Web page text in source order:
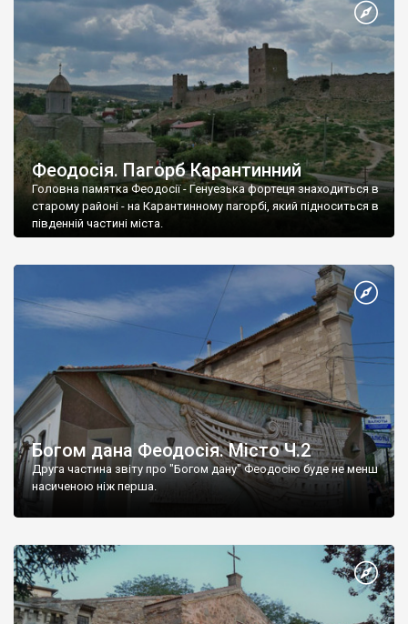
Феодосія. Пагорб Карантинний
Головна памятка Феодосії - Генуезька фортеця знаходиться в
старому районі - на Карантинному пагорбі, який підноситься в
південній частині міста.
Богом дана Феодосія. Місто Ч.2
Друга частина звіту про "Богом дану" Феодосію буде не менш
насиченою ніж перша.